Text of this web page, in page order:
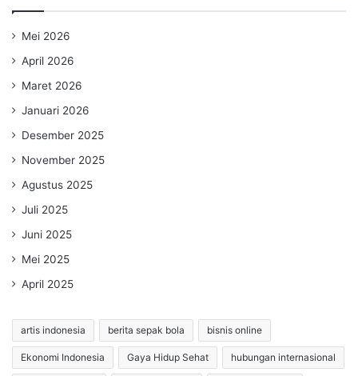
Mei 2026
April 2026
Maret 2026
Januari 2026
Desember 2025
November 2025
Agustus 2025
Juli 2025
Juni 2025
Mei 2025
April 2025
artis indonesia berita sepak bola bisnis online
Ekonomi Indonesia Gaya Hidup Sehat hubungan internasional